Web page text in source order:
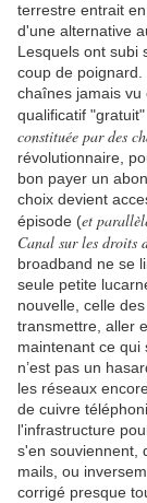
terrestre entrait
d'une alternative
Lesquels ont subi
coup de
chaînes jamais vu
qualificatif
constituée par des
révolutionnaire,
bon payer un
choix devient
épisode (et
Canal sur les droits
broadband ne se
seule petite
nouvelle, celle
transmettre, aller
maintenant ce qui
n’est pas un
les réseaux
de cuivre
l'infrastructure
s'en souviennent,
mails, ou
corrigé presque